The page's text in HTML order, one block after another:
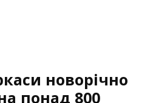
новорічно
понад 800